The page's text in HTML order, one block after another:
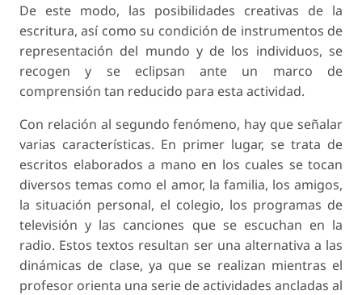
De este modo, las posibilidades creativas de la
escritura, así como su condición de instrumentos de
representación del mundo y de los individuos, se
recogen y se eclipsan ante un marco de
comprensión tan reducido para esta actividad.
Con relación al segundo fenómeno, hay que señalar
varias características. En primer lugar, se trata de
escritos elaborados a mano en los cuales se tocan
diversos temas como el amor, la familia, los amigos,
la situación personal, el colegio, los programas de
televisión y las canciones que se escuchan en la
radio. Estos textos resultan ser una alternativa a las
dinámicas de clase, ya que se realizan mientras el
profesor orienta una serie de actividades ancladas al